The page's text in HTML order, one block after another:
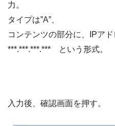
力。
タイプは”A”、
コンテンツの部分に、IPア
***.***.***.*** という形式。
入力後、確認画面を押す。